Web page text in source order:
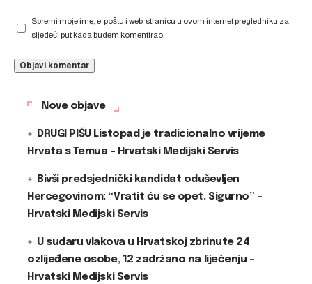
Spremi moje ime, e-poštu i web-stranicu u ovom internet pregledniku za
sljedeći put kada budem komentirao.
Nove objave
DRUGI PIŠU Listopad je tradicionalno vrijeme
Hrvata s Temua – Hrvatski Medijski Servis
Bivši predsjednički kandidat oduševljen
Hercegovinom: “Vratit ću se opet. Sigurno” –
Hrvatski Medijski Servis
U sudaru vlakova u Hrvatskoj zbrinute 24
ozlijeđene osobe, 12 zadržano na liječenju –
Hrvatski Medijski Servis